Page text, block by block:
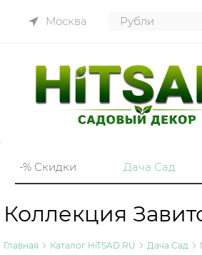
Москва
-% Скидки Дача Сад
Коллекция
Главная Каталог HiTSAD.RU Дача Сад